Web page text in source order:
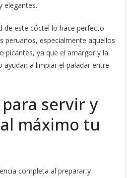
elegantes.
de este cóctel lo hace perfecto
peruanos, especialmente aquellos
picantes, ya que el amargor y la
ayudan a limpiar el paladar entre
servir y
máximo tu
completa al preparar y